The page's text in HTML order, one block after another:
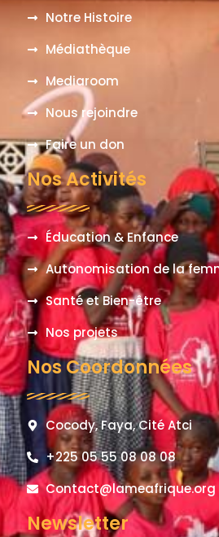
Notre Histoire
Médiathèque
Mediaroom
Nous rejoindre
Faire un don
Nos Activités
Éducation & Enfance
Autonomisation de la
Santé et Bien-être
Nos projets
Nos Coordonnées
Cocody, Faya, Cité Atci
+225 05 55 08 08 08
Contact@lameafrique.org
Newsletter